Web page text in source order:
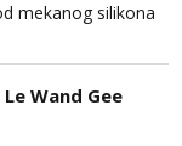
mekanog silikona
s posebnim
klitorisa. U samom
motora koji
različitih načina
Wand Gee